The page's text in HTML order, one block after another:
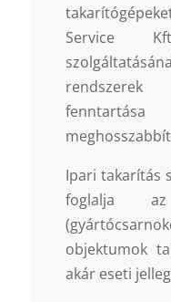
Service
rendszerek
Ipari takarítás
foglalja
objektumok
akár eseti